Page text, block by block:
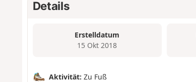
Details
Erstelldatum
15 Okt 2018
Aktivität: Zu Fuß